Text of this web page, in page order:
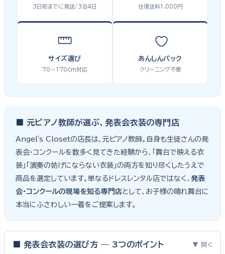
3日前までに発送/3泊4日 往復送料1,080円
サイズ選び
70〜170cm対応
あんしんパック
クリーニング不要
■ 元ピアノ教師が選ぶ、発表会衣装の専門店
Angel's Closetの店長は、元ピアノ教師。自身も生徒さんの発
表会・コンクールを数多く見てきた経験から、「舞台で映える衣
装」「演奏の妨げにならない衣装」の両方を知り尽くしたうえで
商品を選定しています。単なるドレスレンタル店ではなく、 発表
会・コンクールの現場を知る専門店として、お子様の晴れ舞台に
本当にふさわしい一着をご提案します。
■ 発表会衣装の選び方 — 3つのポイント ▼ 開く